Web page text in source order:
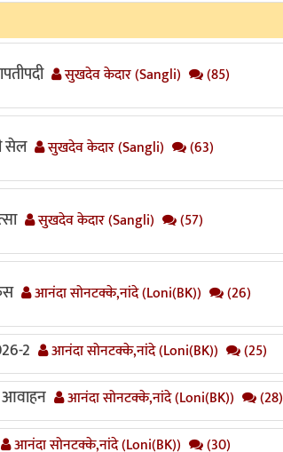
सुखदेव केदार (Sangli) (85)
सेल सुखदेव केदार (Sangli) (63)
सुखदेव केदार (Sangli) (57)
आनंदा सोनटक्के,नांदे (Loni(BK)) (26)
2 आनंदा सोनटक्के,नांदे (Loni(BK)) (25)
आवाहन आनंदा सोनटक्के,नांदे (Loni(BK)) (28)
आनंदा सोनटक्के,नांदे (Loni(BK)) (30)